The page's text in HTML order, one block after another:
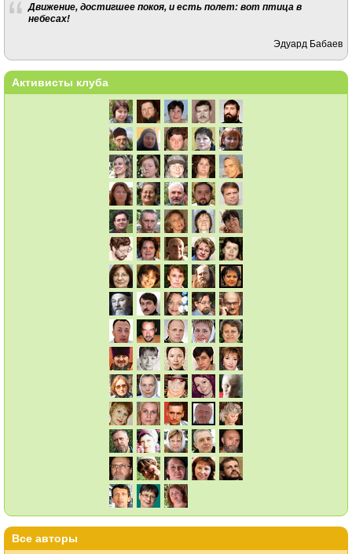
Движение, достигшее покоя, и есть полет: вот птица в
небесах!
Эдуард Бабаев
Активисты клуба
Все авторы